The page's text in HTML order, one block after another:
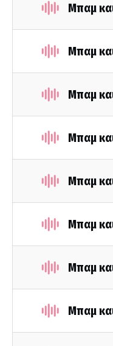
Μπαμ
Μπαμ
Μπαμ
Μπαμ
Μπαμ
Μπαμ
Μπαμ
Μπαμ